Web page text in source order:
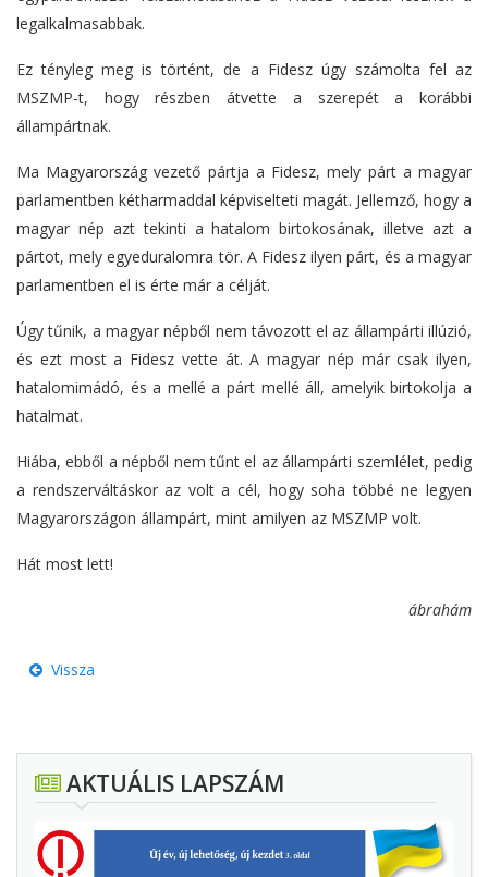
legalkalmasabbak.
Ez tényleg meg is történt, de a Fidesz úgy számolta fel az
MSZMP-t, hogy részben átvette a szerepét a korábbi
állampártnak.
Ma Magyarország vezető pártja a Fidesz, mely párt a magyar
parlamentben kétharmaddal képviselteti magát. Jellemző, hogy a
magyar nép azt tekinti a hatalom birtokosának, illetve azt a
pártot, mely egyeduralomra tör. A Fidesz ilyen párt, és a magyar
parlamentben el is érte már a célját.
Úgy tűnik, a magyar népből nem távozott el az állampárti illúzió,
és ezt most a Fidesz vette át. A magyar nép már csak ilyen,
hatalomimádó, és a mellé a párt mellé áll, amelyik birtokolja a
hatalmat.
Hiába, ebből a népből nem tűnt el az állampárti szemlélet, pedig
a rendszerváltáskor az volt a cél, hogy soha többé ne legyen
Magyarországon állampárt, mint amilyen az MSZMP volt.
Hát most lett!
ábrahám
Vissza
AKTUÁLIS LAPSZÁM